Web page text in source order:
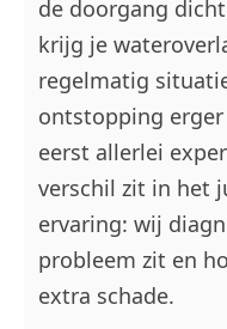
de doorgang
krijg je
regelmatig
ontstopping
eerst allerlei
verschil zit in het
ervaring: wij
probleem zit en
extra schade.